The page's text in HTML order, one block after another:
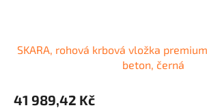
SKARA, rohová krbová vložka
beton, černá
41 989,42 Kč